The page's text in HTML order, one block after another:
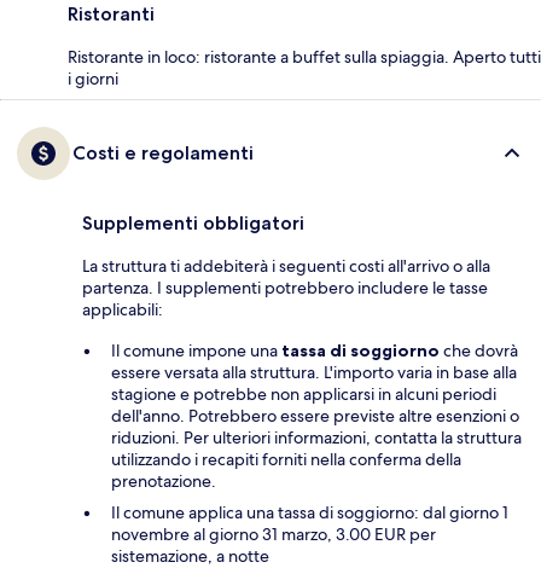
Ristoranti
Ristorante in loco: ristorante a buffet sulla spiaggia. Aperto tutti
i giorni
Costi e regolamenti
Supplementi obbligatori
La struttura ti addebiterà i seguenti costi all'arrivo o alla
partenza. I supplementi potrebbero includere le tasse
applicabili:
Il comune impone una tassa di soggiorno che dovrà
essere versata alla struttura. L'importo varia in base alla
stagione e potrebbe non applicarsi in alcuni periodi
dell'anno. Potrebbero essere previste altre esenzioni o
riduzioni. Per ulteriori informazioni, contatta la struttura
utilizzando i recapiti forniti nella conferma della
prenotazione.
Il comune applica una tassa di soggiorno: dal giorno 1
novembre al giorno 31 marzo, 3.00 EUR per
sistemazione, a notte